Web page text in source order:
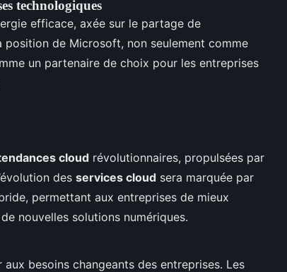
technologiques
efficace, axée sur le partage de
position de Microsoft, non seulement comme
un partenaire de choix pour les entreprises
cloud révolutionnaires, propulsées par
des services cloud sera marquée par
permettant aux entreprises de mieux
nouvelles solutions numériques.
aux besoins changeants des entreprises. Les